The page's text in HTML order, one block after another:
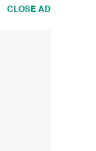
CLOSE AD